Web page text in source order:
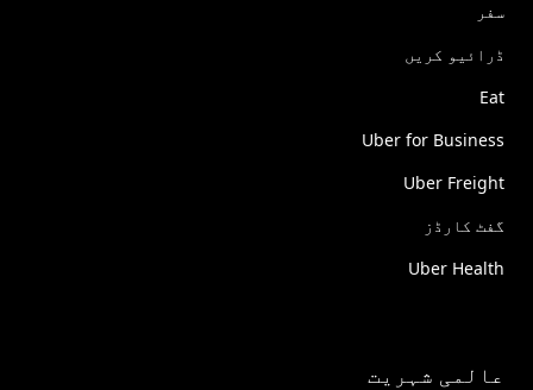
سفر
ڈرائیو کریں
Eat
Uber for Business
Uber Freight
گفٹ کارڈز
Uber Health
عالمی شہریت